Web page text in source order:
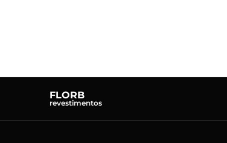
FLORB
revestimentos